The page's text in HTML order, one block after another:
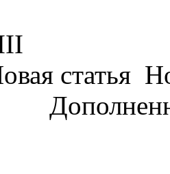
статья